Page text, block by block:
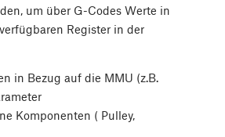
um über G-Codes Werte in
Register in der
in Bezug auf die MMU (z.B.
Komponenten ( Pulley,